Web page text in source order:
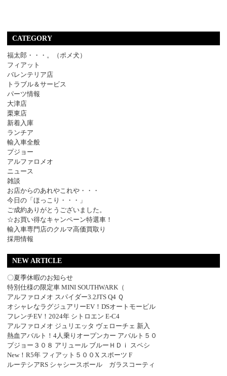
CATEGORY
福太郎・・・。（ポメ犬）
フィアット
バレンテリア店
トラブル＆サービス
パーツ情報
大津店
栗東店
新着入庫
ランチア
輸入車全般
プジョー
アルファロメオ
ニュース
雑談
お店からのあれやこれや・・・
今日の「ほっこり・・・」
ご成約ありがとうございました。
☆お買い得なキャンペーン特選車！
輸入車専門店のクルマ高価買取り
採用情報
NEW ARTICLE
〇夏季休暇のお知らせ
特別仕様の限定車 MINI SOUTHWARK（
アルファロメオ スパイダー3.2JTS Q4 Ｑ
オシャレなラグジュアリーEV！DSオートモービル
フレンチEV！2024年 シトロエン E-C4
アルファロメオ ジュリエッタ ヴェローチェ 新入
熱血アバルト！4人乗りオープンカー アバルト５０
プジョー３０８ アリュール ブルーＨＤｉ スペシ
New！R5年 フィアット５００X スポーツ F
ルーテシアRS シャシースポール ガラスコーティ